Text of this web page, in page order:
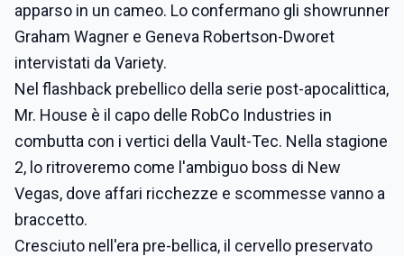
apparso in un cameo. Lo confermano gli showrunner
Graham Wagner e Geneva Robertson-Dworet
intervistati da Variety.
Nel flashback prebellico della serie post-apocalittica,
Mr. House è il capo delle RobCo Industries in
combutta con i vertici della Vault-Tec. Nella stagione
2, lo ritroveremo come l'ambiguo boss di New
Vegas, dove affari ricchezze e scommesse vanno a
braccetto.
Cresciuto nell'era pre-bellica, il cervello preservato